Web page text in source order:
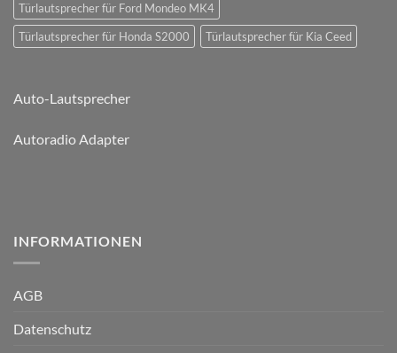
Türlautsprecher für Ford Mondeo MK4
Türlautsprecher für Honda S2000
Türlautsprecher für Kia Ceed
Auto-Lautsprecher
Autoradio Adapter
INFORMATIONEN
AGB
Datenschutz